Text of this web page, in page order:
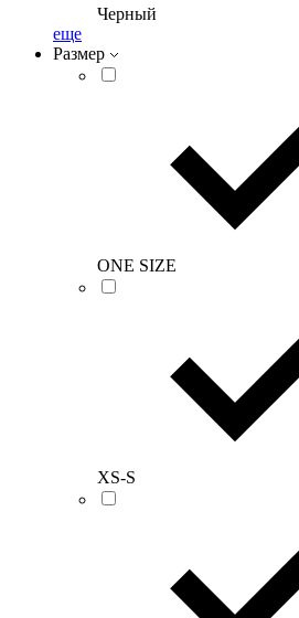
Черный
еще
Размер
ONE SIZE
XS-S